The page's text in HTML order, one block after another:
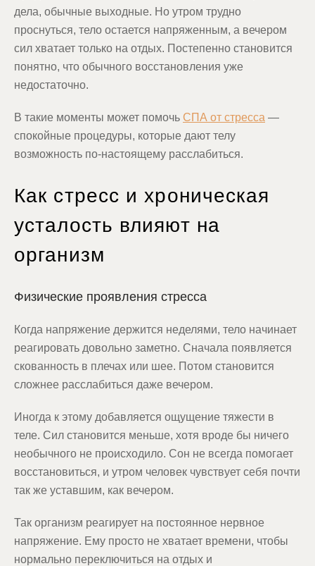
дела, обычные выходные. Но утром трудно
проснуться, тело остается напряженным, а вечером
сил хватает только на отдых. Постепенно становится
понятно, что обычного восстановления уже
недостаточно.
В такие моменты может помочь СПА от стресса —
спокойные процедуры, которые дают телу
возможность по-настоящему расслабиться.
Как стресс и хроническая
усталость влияют на
организм
Физические проявления стресса
Когда напряжение держится неделями, тело начинает
реагировать довольно заметно. Сначала появляется
скованность в плечах или шее. Потом становится
сложнее расслабиться даже вечером.
Иногда к этому добавляется ощущение тяжести в
теле. Сил становится меньше, хотя вроде бы ничего
необычного не происходило. Сон не всегда помогает
восстановиться, и утром человек чувствует себя почти
так же уставшим, как вечером.
Так организм реагирует на постоянное нервное
напряжение. Ему просто не хватает времени, чтобы
нормально переключиться на отдых и